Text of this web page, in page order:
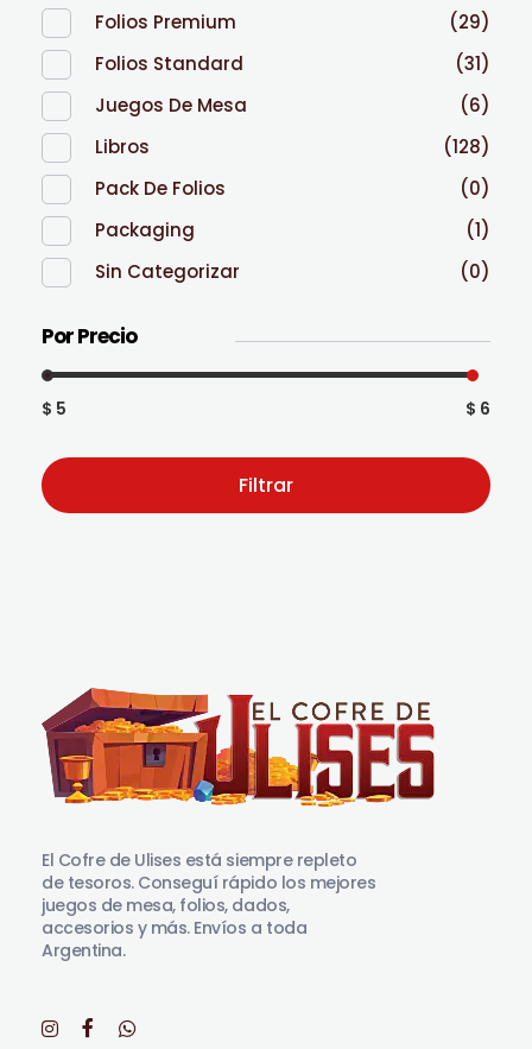
Folios Premium
(29)
Folios Standard
(31)
Juegos De Mesa
(6)
Libros
(128)
Pack De Folios
(0)
Packaging
(1)
Sin Categorizar
(0)
Por Precio
$ 5 $ 6
Filtrar
El Cofre de Ulises está siempre repleto
de tesoros. Conseguí rápido los mejores
juegos de mesa, folios, dados,
accesorios y más. Envíos a toda
Argentina.